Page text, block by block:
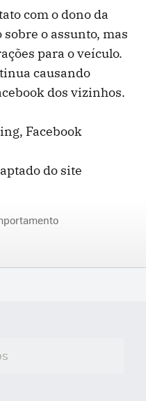
com o dono da
o assunto, mas
para o veículo.
causando
dos vizinhos.
Facebook
do site